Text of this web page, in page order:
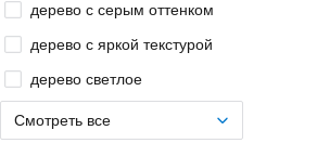
дерево с серым оттенком
дерево с яркой текстурой
дерево светлое
Смотреть все